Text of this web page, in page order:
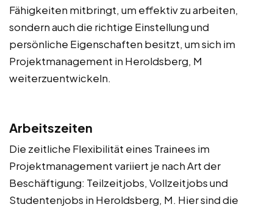
Fähigkeiten mitbringt, um effektiv zu arbeiten,
sondern auch die richtige Einstellung und
persönliche Eigenschaften besitzt, um sich im
Projektmanagement in Heroldsberg, M
weiterzuentwickeln.
Arbeitszeiten
Die zeitliche Flexibilität eines Trainees im
Projektmanagement variiert je nach Art der
Beschäftigung: Teilzeitjobs, Vollzeitjobs und
Studentenjobs in Heroldsberg, M. Hier sind die